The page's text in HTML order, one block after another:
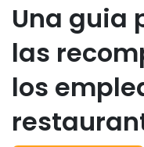
Una guia
las
los